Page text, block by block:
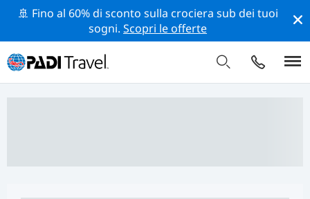
🚢 Fino al 60% di sconto sulla crociera sub dei tuoi
sogni.Scopri le offerte